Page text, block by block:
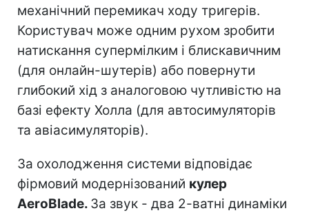
механічний перемикач ходу тригерів.
Користувач може одним рухом зробити
натискання супермілким і блискавичним
(для онлайн-шутерів) або повернути
глибокий хід з аналоговою чутливістю на
базі ефекту Холла (для автосимуляторів
та авіасимуляторів).
За охолодження системи відповідає
фірмовий модернізований кулер
AeroBlade. За звук - два 2-ватні динаміки